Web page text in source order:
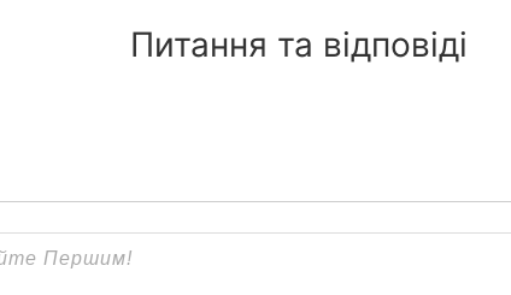
Питання та відповіді